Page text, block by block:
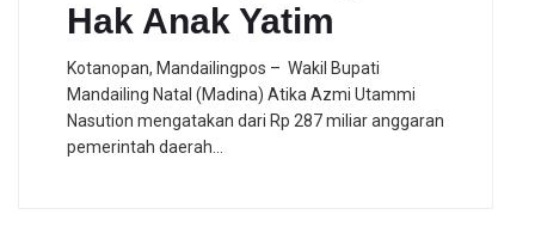
Hak Anak Yatim
Kotanopan, Mandailingpos – Wakil Bupati
Mandailing Natal (Madina) Atika Azmi Utammi
Nasution mengatakan dari Rp 287 miliar anggaran
pemerintah daerah…